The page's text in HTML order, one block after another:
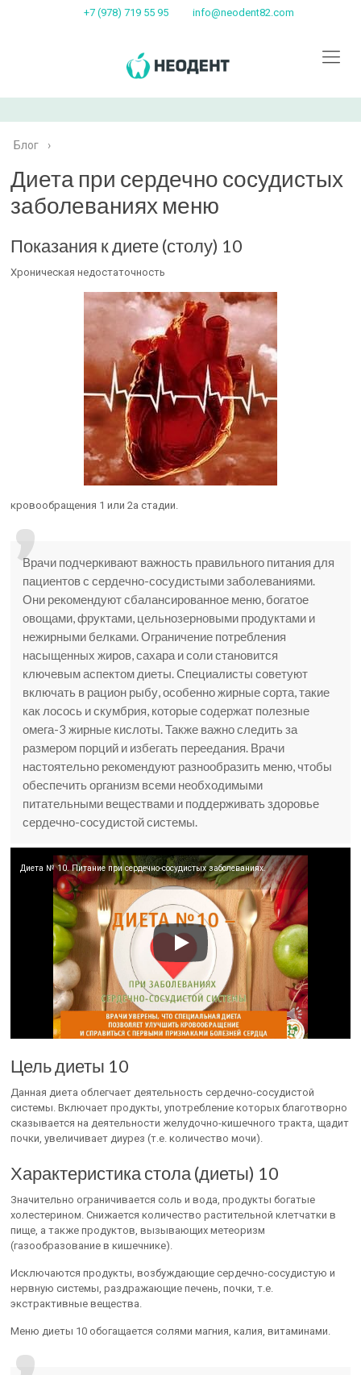
+7 (978) 719 55 95 info@neodent82.com
Блог ›
Диета при сердечно сосудистых
заболеваниях меню
Показания к диете (столу) 10
Хроническая недостаточность
кровообращения 1 или 2а стадии.
Врачи подчеркивают важность правильного питания для
пациентов с сердечно-сосудистыми заболеваниями.
Они рекомендуют сбалансированное меню, богатое
овощами, фруктами, цельнозерновыми продуктами и
нежирными белками. Ограничение потребления
насыщенных жиров, сахара и соли становится
ключевым аспектом диеты. Специалисты советуют
включать в рацион рыбу, особенно жирные сорта, такие
как лосось и скумбрия, которые содержат полезные
омега-3 жирные кислоты. Также важно следить за
размером порций и избегать переедания. Врачи
настоятельно рекомендуют разнообразить меню, чтобы
обеспечить организм всеми необходимыми
питательными веществами и поддерживать здоровье
сердечно-сосудистой системы.
Диета № 10. Питание при сердечно-сосудистых заболеваниях.
Цель диеты 10
Данная диета облегчает деятельность сердечно-сосудистой
системы. Включает продукты, употребление которых благотворно
сказывается на деятельности желудочно-кишечного тракта, щадит
почки, увеличивает диурез (т.е. количество мочи).
Характеристика стола (диеты) 10
Значительно ограничивается соль и вода, продукты богатые
холестерином. Снижается количество растительной клетчатки в
пище, а также продуктов, вызывающих метеоризм
(газообразование в кишечнике).
Исключаются продукты, возбуждающие сердечно-сосудистую и
нервную системы, раздражающие печень, почки, т.е.
экстрактивные вещества.
Меню диеты 10 обогащается солями магния, калия, витаминами.